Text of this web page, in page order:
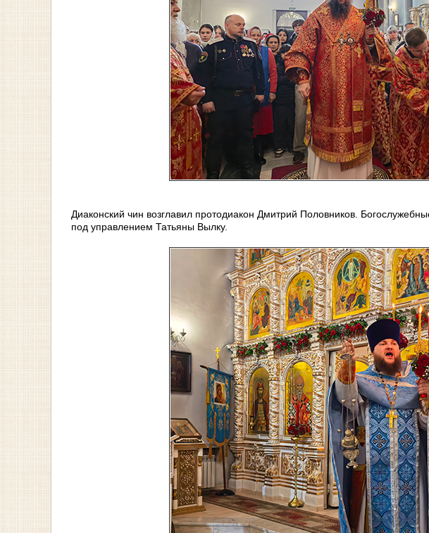
Диаконский чин возглавил протодиакон Дмитрий Половников.
под управлением Татьяны Вылку.